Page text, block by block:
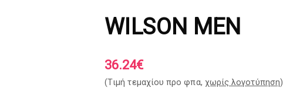
WILSON MEN
36.24€
(Tιμή τεμαχίου προ φπα, χωρίς λογοτύπηση)